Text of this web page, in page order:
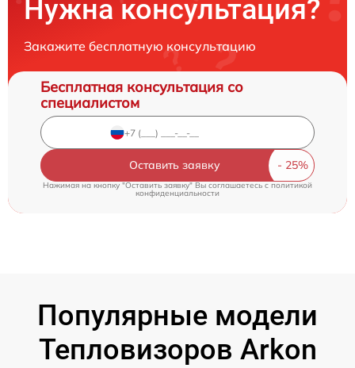
Нужна консультация?
Закажите бесплатную консультацию
Бесплатная консультация со
специалистом
Оставить заявку
Нажимая на кнопку "Оставить заявку" Вы соглашаетесь c политикой
конфиденциальности
Популярные модели
Тепловизоров Arkon